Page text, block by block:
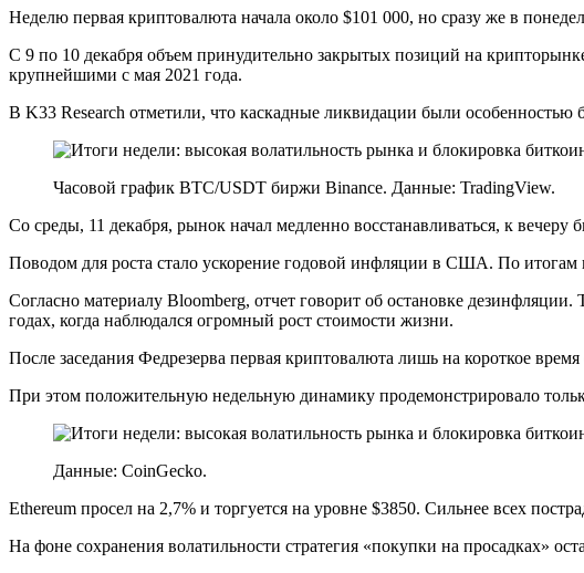
Неделю первая криптовалюта начала около $101 000, но сразу же в
С 9 по 10 декабря объем принудительно закрытых позиций на
крупнейшими с мая 2021 года.
В K33 Research отметили, что каскадные ликвидации были особенностью
Часовой график BTC/USDT биржи Binance. Данные: TradingView.
Со среды, 11 декабря, рынок начал медленно восстанавливаться, к вечеру
Поводом для роста стало ускорение годовой инфляции в США. По итогам
Согласно материалу Bloomberg, отчет говорит об остановке
годах, когда наблюдался огромный рост стоимости жизни.
После заседания Федрезерва первая криптовалюта лишь на короткое
При этом положительную недельную динамику продемонстрировало
Данные: CoinGecko.
Ethereum просел на 2,7% и торгуется на уровне $3850. Сильнее всех
На фоне сохранения волатильности стратегия «покупки на просадках»